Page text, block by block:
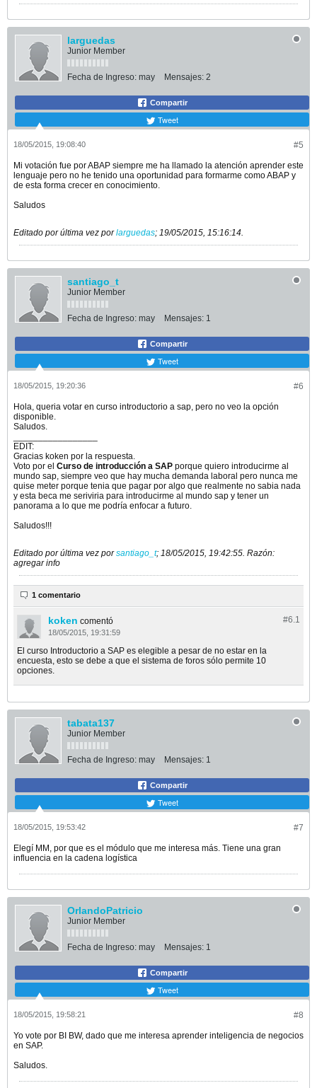
larguedas
Junior Member
Fecha de Ingreso: may Mensajes: 2
Compartir
Tweet
#5
18/05/2015, 19:08:40
Mi votación fue por ABAP siempre me ha llamado la atención aprender este
lenguaje pero no he tenido una oportunidad para formarme como ABAP y
de esta forma crecer en conocimiento.
Saludos
Editado por última vez porlarguedas; 19/05/2015, 15:16:14.
santiago_t
Junior Member
Fecha de Ingreso: may Mensajes: 1
Compartir
Tweet
#6
18/05/2015, 19:20:36
Hola, queria votar en curso introductorio a sap, pero no veo la opción
disponible.
Saludos.
EDIT:
Gracias koken por la respuesta.
Voto por el Curso de introducción a SAP porque quiero introducirme al
mundo sap, siempre veo que hay mucha demanda laboral pero nunca me
quise meter porque tenia que pagar por algo que realmente no sabia nada
y esta beca me seriviria para introducirme al mundo sap y tener un
panorama a lo que me podría enfocar a futuro.
Saludos!!!
Editado por última vez porsantiago_t; 18/05/2015, 19:42:55. Razón:
agregar info
1 comentario
#6.1
koken comentó
18/05/2015, 19:31:59
El curso Introductorio a SAP es elegible a pesar de no estar en la
encuesta, esto se debe a que el sistema de foros sólo permite 10
opciones.
tabata137
Junior Member
Fecha de Ingreso: may Mensajes: 1
Compartir
Tweet
#7
18/05/2015, 19:53:42
Elegí MM, por que es el módulo que me interesa más. Tiene una gran
influencia en la cadena logística
OrlandoPatricio
Junior Member
Fecha de Ingreso: may Mensajes: 1
Compartir
Tweet
#8
18/05/2015, 19:58:21
Yo vote por BI BW, dado que me interesa aprender inteligencia de negocios
en SAP.
Saludos.